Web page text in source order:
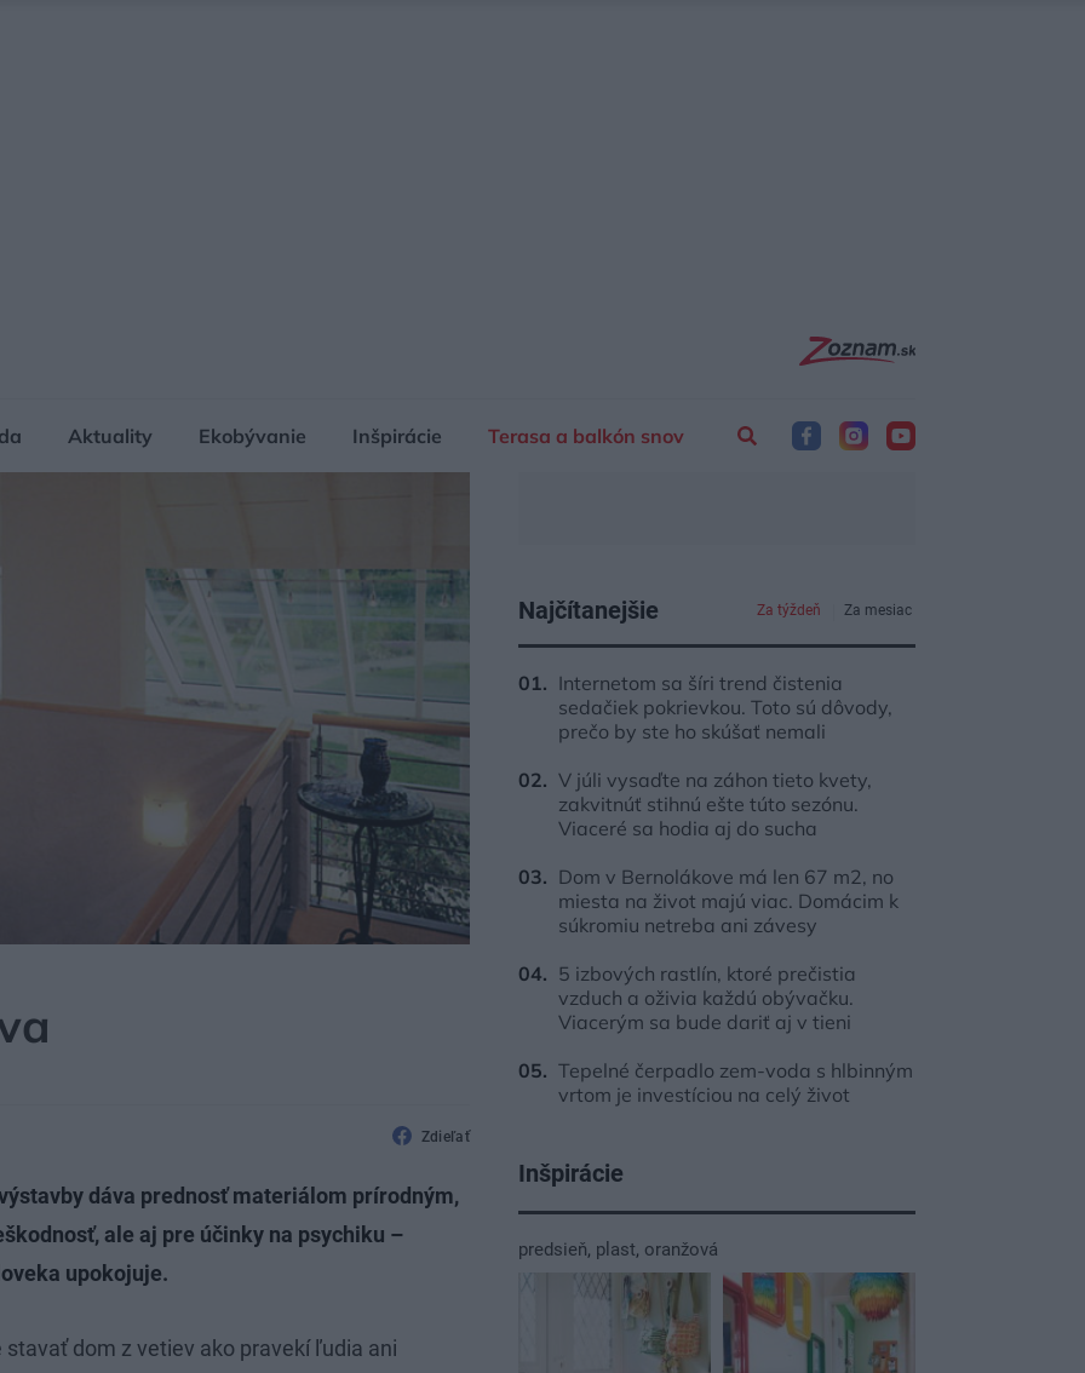
Aktuality Ekobývanie Inšpirácie Terasa a balkón snov
Zdieľať
dáva prednosť materiálom prírodným,
ale aj pre účinky na psychiku –
upokojuje.
dom z vetiev ako pravekí ľudia ani
Najčítanejšie Za týždeň Za mesiac
Internetom sa šíri trend čistenia
sedačiek pokrievkou. Toto sú dôvody,
prečo by ste ho skúšať nemali
V júli vysaďte na záhon tieto kvety,
zakvitnúť stihnú ešte túto sezónu.
Viaceré sa hodia aj do sucha
Dom v Bernolákove má len 67 m2, no
miesta na život majú viac. Domácim k
súkromiu netreba ani závesy
5 izbových rastlín, ktoré prečistia
vzduch a oživia každú obývačku.
Viacerým sa bude dariť aj v tieni
Tepelné čerpadlo zem-voda s hlbinným
vrtom je investíciou na celý život
Inšpirácie
predsieň, plast, oranžová